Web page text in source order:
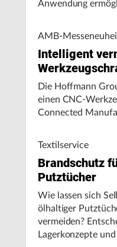
Anwendung
Energieverbrauch.
AMB-
Intelligent
Die Hoffmann
einen CNC-
Connected
Textilservice
Brandschutz
Putztücher
Wie lassen sich
ölhaltiger
vermeiden?
Lagerkonzepte